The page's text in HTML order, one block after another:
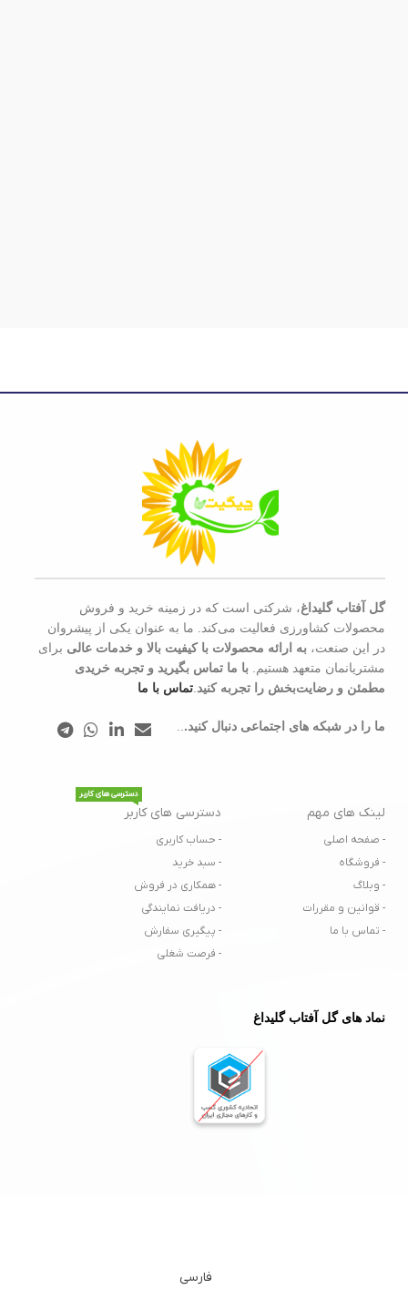
گل آفتاب گلیداغ، شرکتی است که در زمینه خرید و فروش
محصولات کشاورزی فعالیت می‌کند. ما به عنوان یکی از پیشروان
در این صنعت، به ارائه محصولات با کیفیت بالا و خدمات عالی برای
مشتریانمان متعهد هستیم.با ما تماس بگیرید و تجربه خریدی
مطمئن و رضایت‌بخش را تجربه کنید .تماس با ما
ما را در شبکه های اجتماعی دنبال کنید.
لینک های مهم
- صفحه اصلی
- فروشگاه
- وبلاگ
- قوانین و مقررات
- تماس با ما
دسترسی های کاربر
دسترسی های کاربر
- حساب کاربری
- سبد خرید
- همکاری در فروش
- دریافت نمایندگی
- پیگیری سفارش
- فرصت شغلی
نماد های گل آفتاب گلیداغ
فارسی